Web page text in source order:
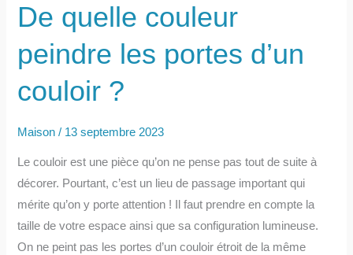
De quelle couleur
peindre les portes d’un
couloir ?
Maison / 13 septembre 2023
Le couloir est une pièce qu’on ne pense pas tout de suite à
décorer. Pourtant, c’est un lieu de passage important qui
mérite qu’on y porte attention ! Il faut prendre en compte la
taille de votre espace ainsi que sa configuration lumineuse.
On ne peint pas les portes d’un couloir étroit de la même